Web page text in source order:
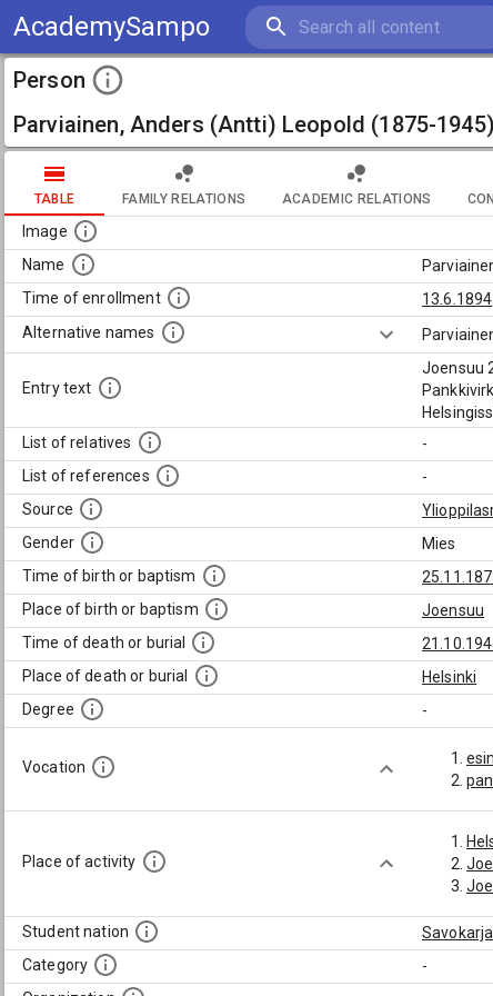
AcademySampo
Person
Parviainen, Anders (Antti) Leopold (1875-1945)
TABLE FAMILY RELATIONS ACADEMIC RELATIONS
Image
Name
Time of enrollment
13.6.1894
Alternative names
Entry text
Joensuu
List of relatives
-
List of references
-
Source
Gender
Mies
Time of birth or baptism
Place of birth or baptism
Joensuu
Time of death or burial
Place of death or burial
Helsinki
Degree
-
Vocation
Place of activity
Student nation
Category
-